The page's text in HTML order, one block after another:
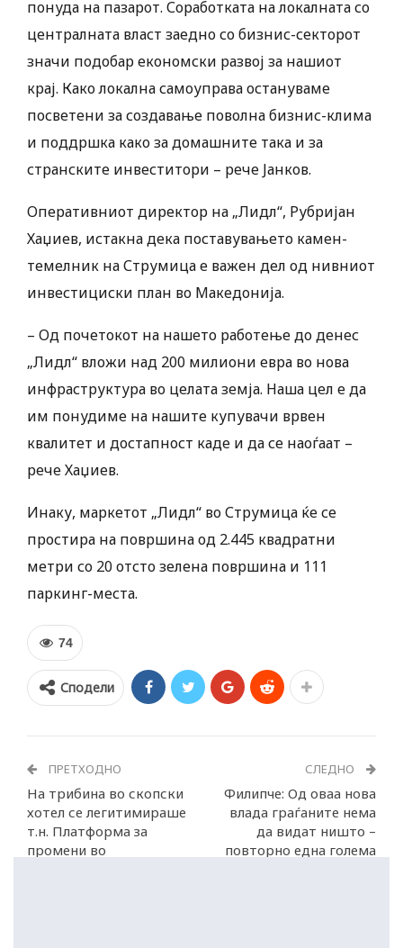
понуда на пазарот. Соработката на локалната со
централната власт заедно со бизнис-секторот
значи подобар економски развој за нашиот
крај. Како локална самоуправа остануваме
посветени за создавање поволна бизнис-клима
и поддршка како за домашните така и за
странските инвеститори – рече Јанков.
Оперативниот директор на „Лидл“, Рубријан
Хаџиев, истакна дека поставувањето камен-
темелник на Струмица е важен дел од нивниот
инвестициски план во Македонија.
– Од почетокот на нашето работење до денес
„Лидл“ вложи над 200 милиони евра во нова
инфраструктура во целата земја. Наша цел е да
им понудиме на нашите купувачи врвен
квалитет и достапност каде и да се наоѓаат –
рече Хаџиев.
Инаку, маркетот „Лидл“ во Струмица ќе се
простира на површина од 2.445 квадратни
метри со 20 отсто зелена површина и 111
паркинг-места.
74
Сподели
ПРЕТХОДНО
На трибина во скопски
хотел се легитимираше
т.н. Платформа за
промени во
СЛЕДНО
Филипче: Од оваа нова
влада граѓаните нема
да видат ништо –
повторно една голема